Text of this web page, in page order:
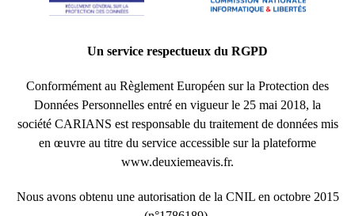
Un service respectueux du RGPD
Conformément au Règlement Européen sur la Protection des
Données Personnelles entré en vigueur le 25 mai 2018, la
société CARIANS est responsable du traitement de données mis
en œuvre au titre du service accessible sur la plateforme
www.deuxiemeavis.fr.
Nous avons obtenu une autorisation de la CNIL en octobre 2015